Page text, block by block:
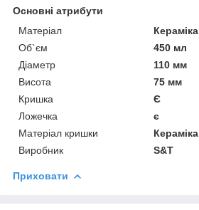
Основні атрибути
Матеріал
Кераміка
Об`єм
450 мл
Діаметр
110 мм
Висота
75 мм
Кришка
Є
Ложечка
є
Матеріал кришки
Кераміка
Виробник
S&T
Приховати